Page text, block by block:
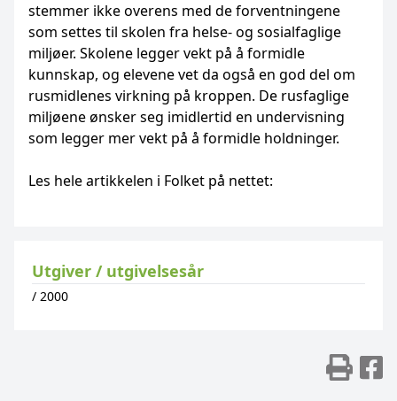
stemmer ikke overens med de forventningene
som settes til skolen fra helse- og sosialfaglige
miljøer. Skolene legger vekt på å formidle
kunnskap, og elevene vet da også en god del om
rusmidlenes virkning på kroppen. De rusfaglige
miljøene ønsker seg imidlertid en undervisning
som legger mer vekt på å formidle holdninger.
Les hele artikkelen i Folket på nettet:
Utgiver / utgivelsesår
/ 2000